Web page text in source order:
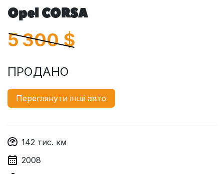
Opel CORSA
5 300$
ПРОДАНО
Переглянути інші авто
142 тис. км
2008